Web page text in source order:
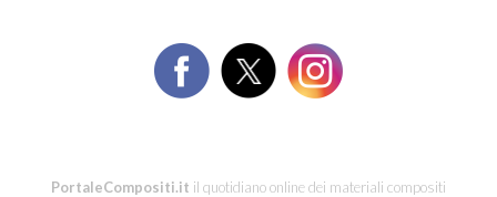
PortaleCompositi.it il quotidiano online dei materiali compositi